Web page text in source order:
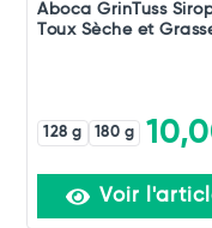
Aboca GrinTuss
Toux Sèche et
128 g 180 g
Voir